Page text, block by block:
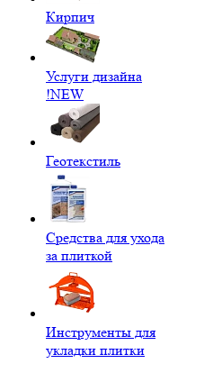
Кирпич
Услуги дизайна
!NEW
Геотекстиль
Средства для ухода
за плиткой
Инструменты для
укладки плитки